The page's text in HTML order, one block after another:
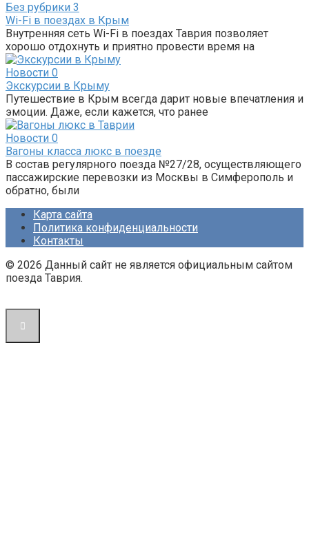
Без рубрики 3
Wi-Fi в поездах в Крым
Внутренняя сеть Wi-Fi в поездах Таврия позволяет
хорошо отдохнуть и приятно провести время на
Новости 0
Экскурсии в Крыму
Путешествие в Крым всегда дарит новые впечатления и
эмоции. Даже, если кажется, что ранее
Новости 0
Вагоны класса люкс в поезде
В состав регулярного поезда №27/28, осуществляющего
пассажирские перевозки из Москвы в Симферополь и
обратно, были
Карта сайта
Политика конфиденциальности
Контакты
© 2026 Данный сайт не является официальным сайтом
поезда Таврия.